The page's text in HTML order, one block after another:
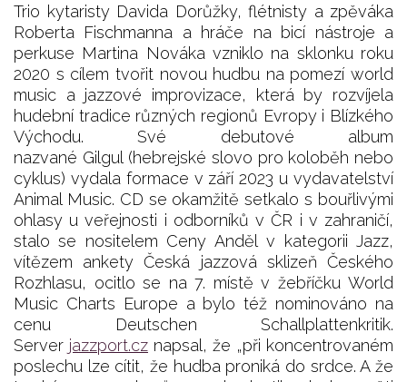
Trio kytaristy Davida Dorůžky, flétnisty a zpěváka
Roberta Fischmanna a hráče na bicí nástroje a
perkuse Martina Nováka vzniklo na sklonku roku
2020 s cílem tvořit novou hudbu na pomezí world
music a jazzové improvizace, která by rozvíjela
hudební tradice různých regionů Evropy i Blízkého
Východu. Své debutové album
nazvané Gilgul (hebrejské slovo pro koloběh nebo
cyklus) vydala formace v září 2023 u vydavatelství
Animal Music. CD se okamžitě setkalo s bouřlivými
ohlasy u veřejnosti i odborníků v ČR i v zahraničí,
stalo se nositelem Ceny Anděl v kategorii Jazz,
vítězem ankety Česká jazzová sklizeň Českého
Rozhlasu, ocitlo se na 7. místě v žebříčku World
Music Charts Europe a bylo též nominováno na
cenu Deutschen Schallplattenkritik.
Server jazzport.cz napsal, že „při koncentrovaném
poslechu lze cítit, že hudba proniká do srdce. A že